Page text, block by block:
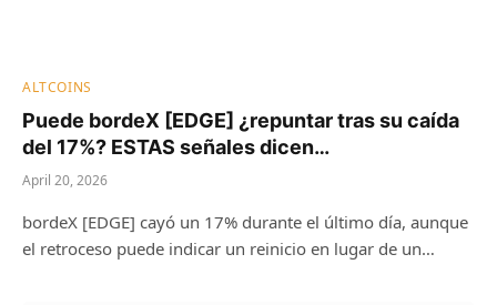
ALTCOINS
Puede bordeX [EDGE] ¿repuntar tras su caída
del 17%? ESTAS señales dicen…
April 20, 2026
bordeX [EDGE] cayó un 17% durante el último día, aunque
el retroceso puede indicar un reinicio en lugar de un…